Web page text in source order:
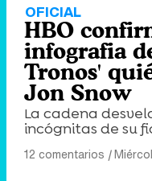
OFICIAL
HBO
infografia
Tronos'
Jon Snow
La cadena
incógnitas de su
12 comentarios |